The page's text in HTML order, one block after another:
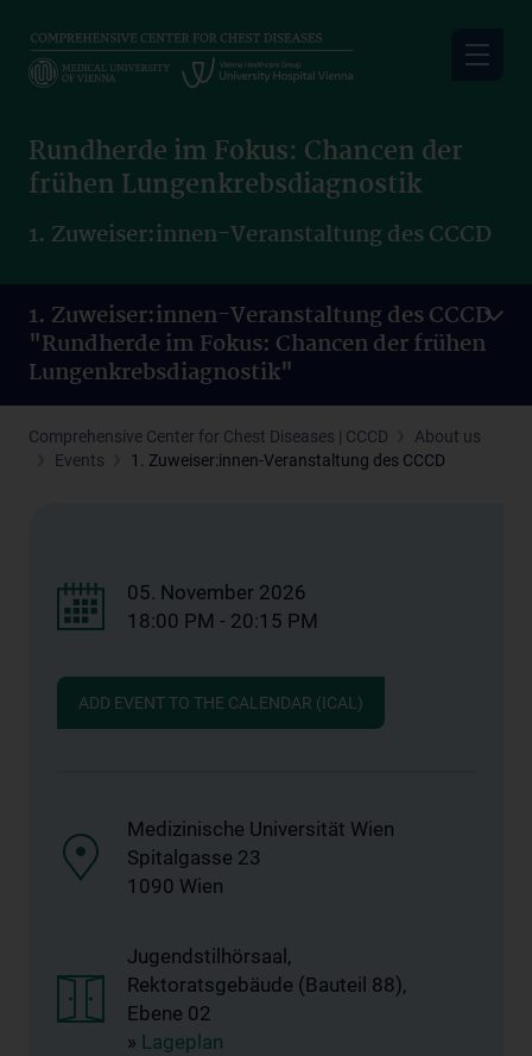
main
Rundherde im Fokus: Chancen der
frühen Lungenkrebsdiagnostik
1. Zuweiser:innen-Veranstaltung des CCCD
1. Zuweiser:innen-Veranstaltung des CCCD
"Rundherde im Fokus: Chancen der frühen
Lungenkrebsdiagnostik"
Comprehensive Center for Chest Diseases | CCCD
About us
Events
1. Zuweiser:innen-Veranstaltung des CCCD
05. November 2026
18:00 PM - 20:15 PM
ADD EVENT TO THE CALENDAR (ICAL)
Medizinische Universität Wien
Spitalgasse 23
1090 Wien
Jugendstilhörsaal,
Rektoratsgebäude (Bauteil 88),
Ebene 02
» Lageplan